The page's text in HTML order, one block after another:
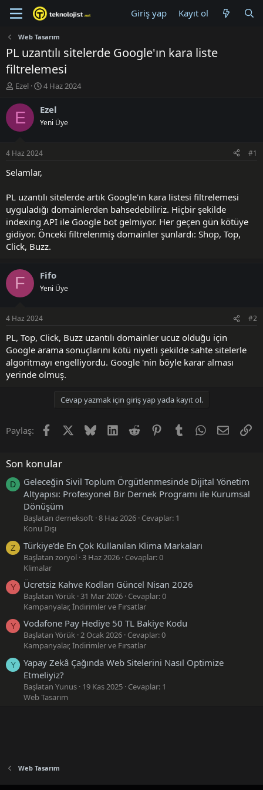
Giriş yap Kayıt ol
Web Tasarım
PL uzantılı sitelerde Google'ın kara liste
filtrelemesi
K
n
u
B
a
ş
t
a
n
Ezel
B
ş
a
r
i
h
i
4 Haz 2024
E Ezel
Yeni Üye
4 Haz 2024 #1
Selamlar,
PL uzantılı sitelerde artık Google'ın kara listesi filtrelemesi
uyguladığı domainlerden bahsedebiliriz. Hiçbir şekilde
indexing API ile Google bot gelmiyor. Her geçen gün kötüye
gidiyor. Önceki filtrelenmiş domainler şunlardı: Shop, Top,
Click, Buzz.
F Fifo
Yeni Üye
4 Haz 2024 #2
PL, Top, Click, Buzz uzantılı domainler ucuz olduğu için
Google arama sonuçlarını kötü niyetli şekilde sahte sitelerle
algoritmayı engelliyordu. Google 'nin böyle karar alması
yerinde olmuş.
Cevap yazmak için giriş yap yada kayıt ol.
Paylaş: FacebookX (Twitter)
BlueskyLinkedInReddit PinterestTumblr WhatsApp
E-posta
Son konular
D
Geleceğin Sivil Toplum Örgütlenmesinde Dijital Yönetim
Altyapısı: Profesyonel Bir Dernek Programı ile Kurumsal
Dönüşüm
Başlatan derneksoft 8 Haz 2026 Cevaplar: 1
Konu Dışı
Z Türkiye'de En Çok Kullanılan Klima Markaları
Başlatan zoryol 3 Haz 2026 Cevaplar: 0
Klimalar
Y Ücretsiz Kahve Kodları Güncel Nisan 2026
Başlatan Yörük 31 Mar 2026 Cevaplar: 0
Kampanyalar, İndirimler ve Fırsatlar
Y Vodafone Pay Hediye 50 TL Bakiye Kodu
Başlatan Yörük 2 Ocak 2026 Cevaplar: 0
Kampanyalar, İndirimler ve Fırsatlar
Y
Yapay Zekâ Çağında Web Sitelerini Nasıl Optimize
Etmeliyiz?
Başlatan Yunus 19 Kas 2025 Cevaplar: 1
Web Tasarım
Web Tasarım